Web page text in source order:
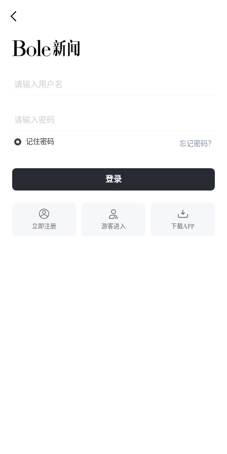
记住密码 忘记密码？
登录
立即注册 游客进入 下载APP